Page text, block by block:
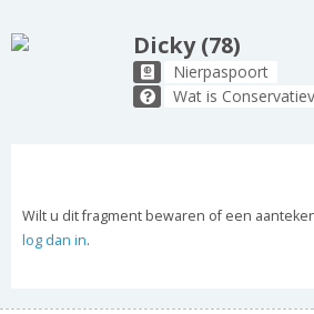
Dicky (78)
Nierpaspoort
Wat is
Wilt u dit fragment bewaren of een
log dan in.